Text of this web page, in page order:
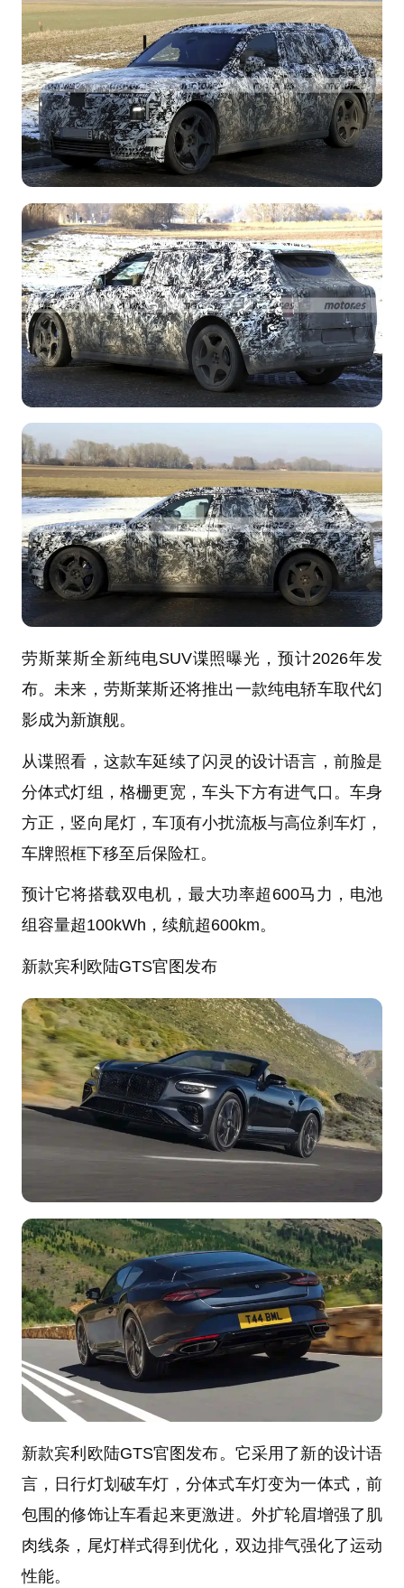
劳斯莱斯全新纯电SUV谍照曝光，预计2026年发
布。未来，劳斯莱斯还将推出一款纯电轿车取代幻
影成为新旗舰。
从谍照看，这款车延续了闪灵的设计语言，前脸是
分体式灯组，格栅更宽，车头下方有进气口。车身
方正，竖向尾灯，车顶有小扰流板与高位刹车灯，
车牌照框下移至后保险杠。
预计它将搭载双电机，最大功率超600马力，电池
组容量超100kWh，续航超600km。
新款宾利欧陆GTS官图发布
新款宾利欧陆GTS官图发布。它采用了新的设计语
言，日行灯划破车灯，分体式车灯变为一体式，前
包围的修饰让车看起来更激进。外扩轮眉增强了肌
肉线条，尾灯样式得到优化，双边排气强化了运动
性能。